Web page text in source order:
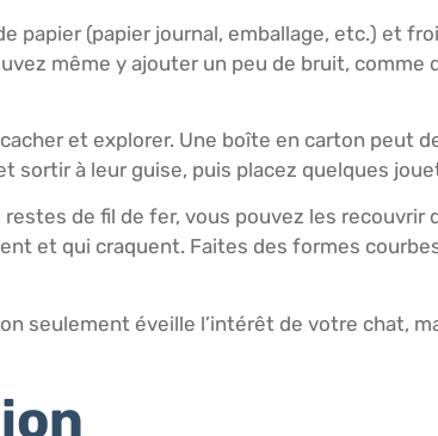
papier (papier journal, emballage, etc.) et
même y ajouter un peu de bruit,
et explorer. Une boîte en carton peut
sortir à leur guise, puis placez quelques
restes de fil de fer, vous pouvez les recouvrir
et qui craquent. Faites des formes
seulement éveille l’intérêt de votre chat,